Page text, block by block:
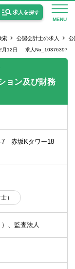
MENU
求人を探す
格向けの求人
ミナー
索 公認会計士の求人 公
月12日 求人No_10376397
ョン及び財務
赤坂Kタワー18
）
、監査法人